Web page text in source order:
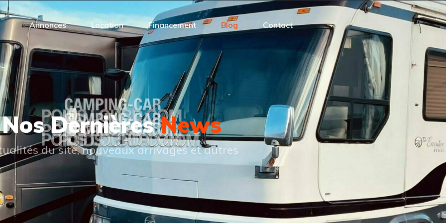
Annonces Location Financement Blog Contact
Nos DernièresNews
du site, nouveaux arrivages et autres